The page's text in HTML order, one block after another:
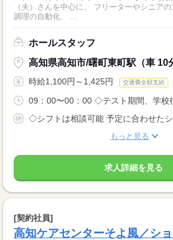
（夫）さんを中心に、 フリーターやシニアの方も在籍
調理の自動化、 ...
ホールスタッフ
高知県高知市/曙町東町駅（車 10
時給1,100円～1,425円 交通費全額支給
09：00〜00：00 ◇テスト期間、学校
◇シフトは相談可能 予定に合わせたシ
もっと見る
求人詳細を見る
[契約社員]
高知ケアセンターそよ風／シ